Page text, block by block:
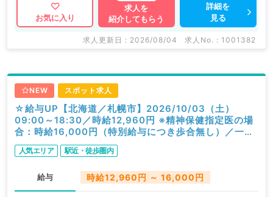
お気に入り
求人を
紹介してもらう
詳細を
見る
求人更新日 : 2026/08/04 求人No. : 1001382
NEW スポット求人
☆給与UP【北海道／札幌市】2026/10/03（土）
09:00～18:30／時給12,960円 ※精神保健指定医の場
合：時給16,000円（特別給与につき歩合無し）／一般
外来／精神科
人気エリア 駅近・徒歩圏内
給与 時給12,960円 ～ 16,000円